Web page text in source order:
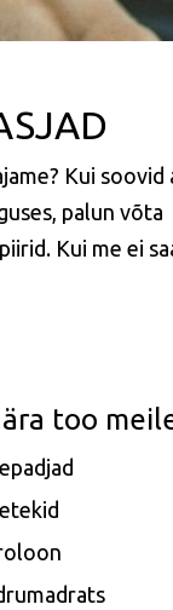
Kui soovid
palun võta
Kui me ei
too